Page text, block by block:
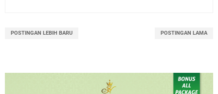
POSTINGAN LEBIH BARU POSTINGAN LAMA